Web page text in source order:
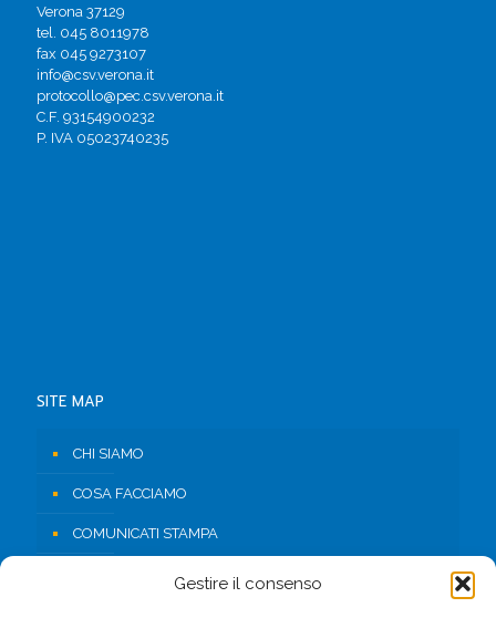
Gestire il consenso
Verona 37129
tel. 045 8011978
fax 045 9273107
info@csv.verona.it
protocollo@pec.csv.verona.it
C.F. 93154900232
P. IVA 05023740235
SITE MAP
CHI SIAMO
COSA FACCIAMO
COMUNICATI STAMPA